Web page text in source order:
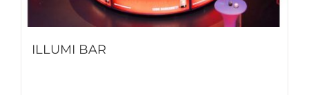
ILLUMI BAR